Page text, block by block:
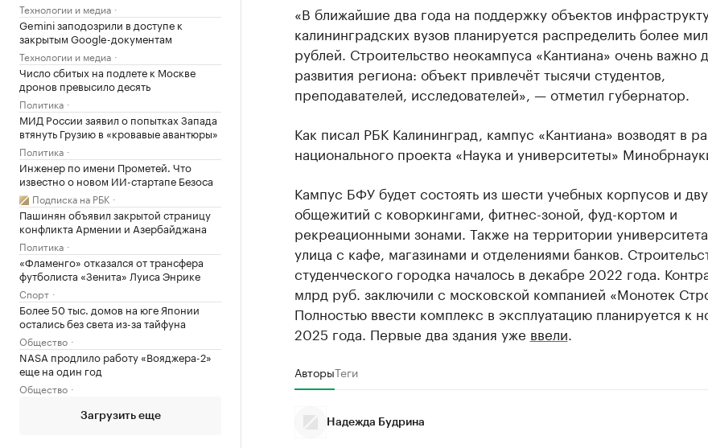
Технологии и медиа
Gemini заподозрили в доступе к
закрытым Google-документам
Технологии и медиа
Число сбитых на подлете к Москве
дронов превысило десять
Политика
МИД России заявил о попытках Запада
втянуть Грузию в «кровавые авантюры»
Политика
Инженер по имени Прометей. Что
известно о новом ИИ-стартапе Безоса
Подписка на РБК
Пашинян объявил закрытой страницу
конфликта Армении и Азербайджана
Политика
«Фламенго» отказался от трансфера
футболиста «Зенита» Луиса Энрике
Спорт
Более 50 тыс. домов на юге Японии
остались без света из-за тайфуна
Общество
NASA продлило работу «Вояджера-2»
еще на один год
Общество
Загрузить еще
«В ближайшие два года на поддержку объектов
калининградских вузов планируется распределить более
рублей. Строительство неокампуса «Кантиана» очень важно
развития региона: объект привлечёт тысячи студентов,
преподавателей, исследователей», — отметил губернатор.
Как писал РБК Калининград, кампус «Кантиана» возводят в
национального проекта «Наука и университеты»
Кампус БФУ будет состоять из шести учебных корпусов и
общежитий с коворкингами, фитнес-зоной, фуд-кортом и
рекреационными зонами. Также на территории
улица с кафе, магазинами и отделениями банков.
студенческого городка началось в декабре 2022 года.
млрд руб. заключили с московской компанией «Монотек
Полностью ввести комплекс в эксплуатацию планируется к
2025 года. Первые два здания уже ввели
АвторыТеги
Надежда Будрина